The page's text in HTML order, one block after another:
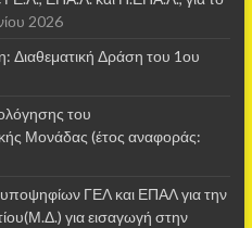
2026
Διαθεματική Δράση του 1ου
του
Μονάδας (έτος αναφοράς:
ΓΕΛ και ΕΠΑΛ για την
για εισαγωγή στην